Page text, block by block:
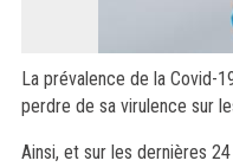
La prévalence de la Covid-
perdre de sa virulence sur
Ainsi, et sur les dernières